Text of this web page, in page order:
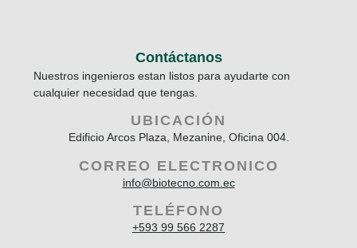
Contáctanos
Nuestros ingenieros estan listos para ayudarte con
cualquier necesidad que tengas.
UBICACIÓN
Edificio Arcos Plaza, Mezanine, Oficina 004.
CORREO ELECTRONICO
info@biotecno.com.ec
TELÉFONO
+593 99 566 2287